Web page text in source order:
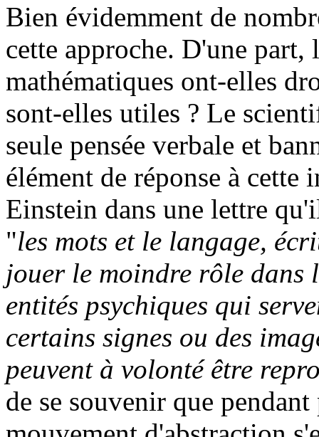
Bien évidemment de
cette approche. D'une part,
mathématiques ont-elles
sont-elles utiles ? Le
seule pensée verbale et
élément de réponse à
Einstein dans une lettre
"les mots et le langage,
jouer le moindre rôle dans
entités psychiques qui
certains signes ou des
peuvent à volonté être
de se souvenir que